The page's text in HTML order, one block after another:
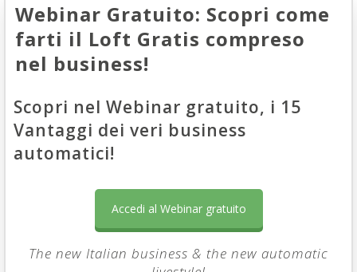
Webinar Gratuito: Scopri come
farti il Loft Gratis compreso
nel business!
Scopri nel Webinar gratuito, i 15
Vantaggi dei veri business
automatici!
Accedi al Webinar gratuito
The new Italian business & the new automatic